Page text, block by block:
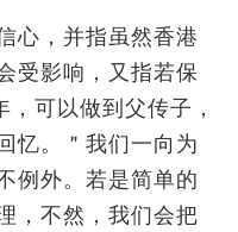
心，并指虽然香港
受影响，又指若保
可以做到父传子，
忆。＂我们一向为
例外。若是简单的
，不然，我们会把